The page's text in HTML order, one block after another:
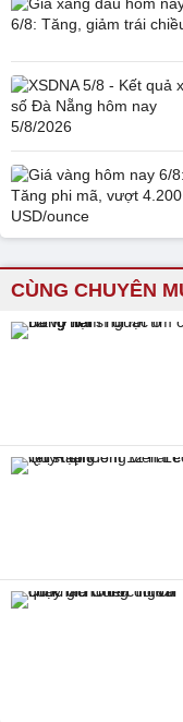
CÙNG CHUYÊN